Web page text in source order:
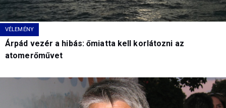
VÉLEMÉNY
Árpád vezér a hibás: őmiatta kell korlátozni az
atomerőművet